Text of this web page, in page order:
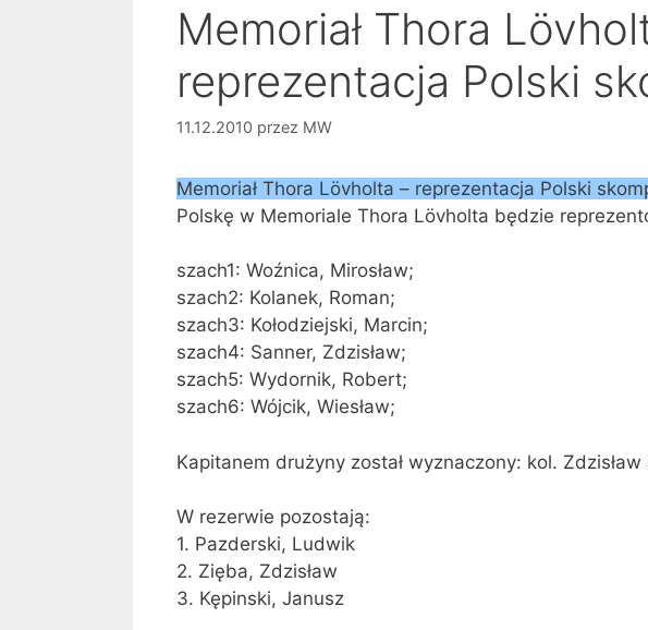
Memoriał Thora
reprezentacja Polski
11.12.2010 przez MW
Memoriał Thora Lövholta – reprezentacja Polski
Polskę w Memoriale Thora Lövholta będzie
szach1: Woźnica, Mirosław;
szach2: Kolanek, Roman;
szach3: Kołodziejski, Marcin;
szach4: Sanner, Zdzisław;
szach5: Wydornik, Robert;
szach6: Wójcik, Wiesław;
Kapitanem drużyny został wyznaczony: kol. Zdzisław
W rezerwie pozostają:
1. Pazderski, Ludwik
2. Zięba, Zdzisław
3. Kępinski, Janusz